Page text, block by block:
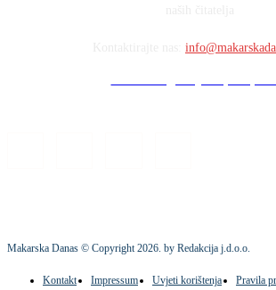
Makarska Danas © Copyright2026. by Redakcija j.d.o.o.
Kontakt Impressum Uvjeti korištenja Pravila